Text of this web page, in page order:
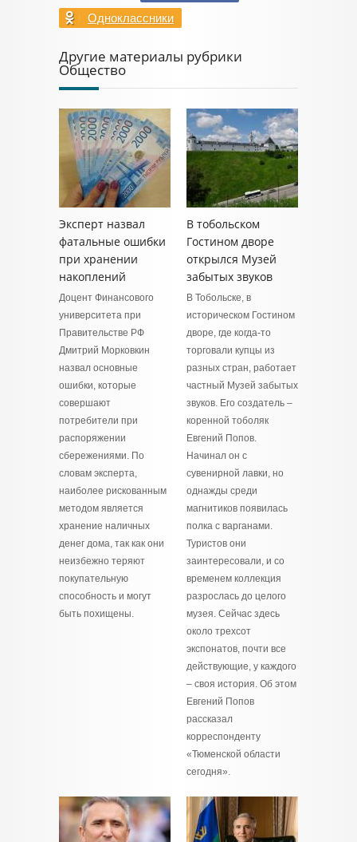
Одноклассники
Другие материалы рубрики
Общество
Эксперт назвал
фатальные ошибки
при хранении
накоплений
Доцент Финансового
университета при
Правительстве РФ
Дмитрий Морковкин
назвал основные
ошибки, которые
совершают
потребители при
распоряжении
сбережениями. По
словам эксперта,
наиболее рискованным
методом является
хранение наличных
денег дома, так как они
неизбежно теряют
покупательную
способность и могут
быть похищены.
В тобольском
Гостином дворе
открылся Музей
забытых звуков
В Тобольске, в
историческом Гостином
дворе, где когда-то
торговали купцы из
разных стран, работает
частный Музей забытых
звуков. Его создатель –
коренной тоболяк
Евгений Попов.
Начинал он с
сувенирной лавки, но
однажды среди
магнитиков появилась
полка с варганами.
Туристов они
заинтересовали, и со
временем коллекция
разрослась до целого
музея. Сейчас здесь
около трехсот
экспонатов, почти все
действующие, у каждого
– своя история. Об этом
Евгений Попов
рассказал
корреспонденту
«Тюменской области
сегодня».